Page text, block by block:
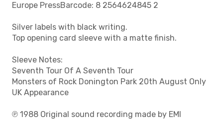
Europe PressBarcode: 8 2564624845 2
Silver labels with black writing.
Top opening card sleeve with a matte finish.
Sleeve Notes:
Seventh Tour Of A Seventh Tour
Monsters of Rock Donington Park 20th August Only
UK Appearance
℗ 1988 Original sound recording made by EMI